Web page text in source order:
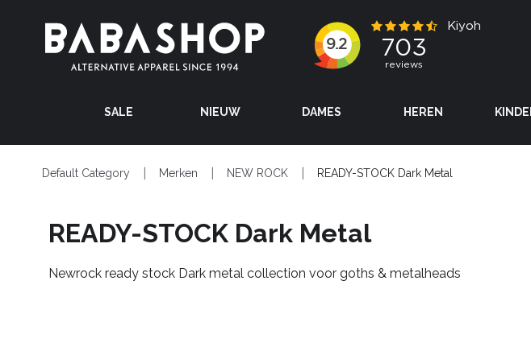
SALE NIEUW DAMES HEREN
Default Category Merken NEW ROCK READY-STOCK Dark Metal
READY-STOCK Dark Metal
Newrock ready stock Dark metal collection voor goths & metalheads